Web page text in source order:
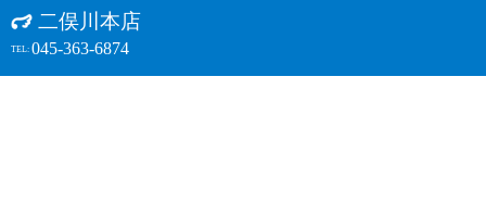
二俣川本店
TEL: 045-363-6874